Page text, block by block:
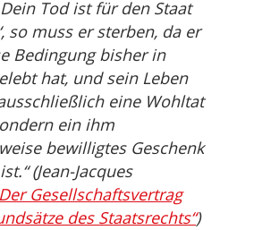
Tod ist für den Staat
so muss er sterben, da er
Bedingung bisher in
hat, und sein Leben
eine Wohltat
ein ihm
bewilligtes Geschenk
(Jean-Jacques
Gesellschaftsvertrag
des Staatsrechts“)